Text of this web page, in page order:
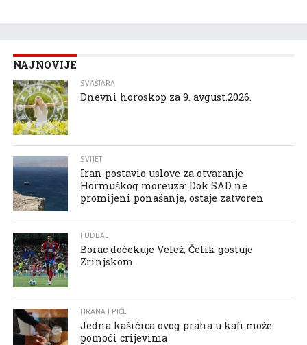
NAJNOVIJE
SVAŠTARA
Dnevni horoskop za 9. avgust.2026.
SVIJET
Iran postavio uslove za otvaranje
Hormuškog moreuza: Dok SAD ne
promijeni ponašanje, ostaje zatvoren
FUDBAL
Borac dočekuje Velež, Čelik gostuje
Zrinjskom
HRANA I PIĆE
Jedna kašičica ovog praha u kafi može
pomoći crijevima